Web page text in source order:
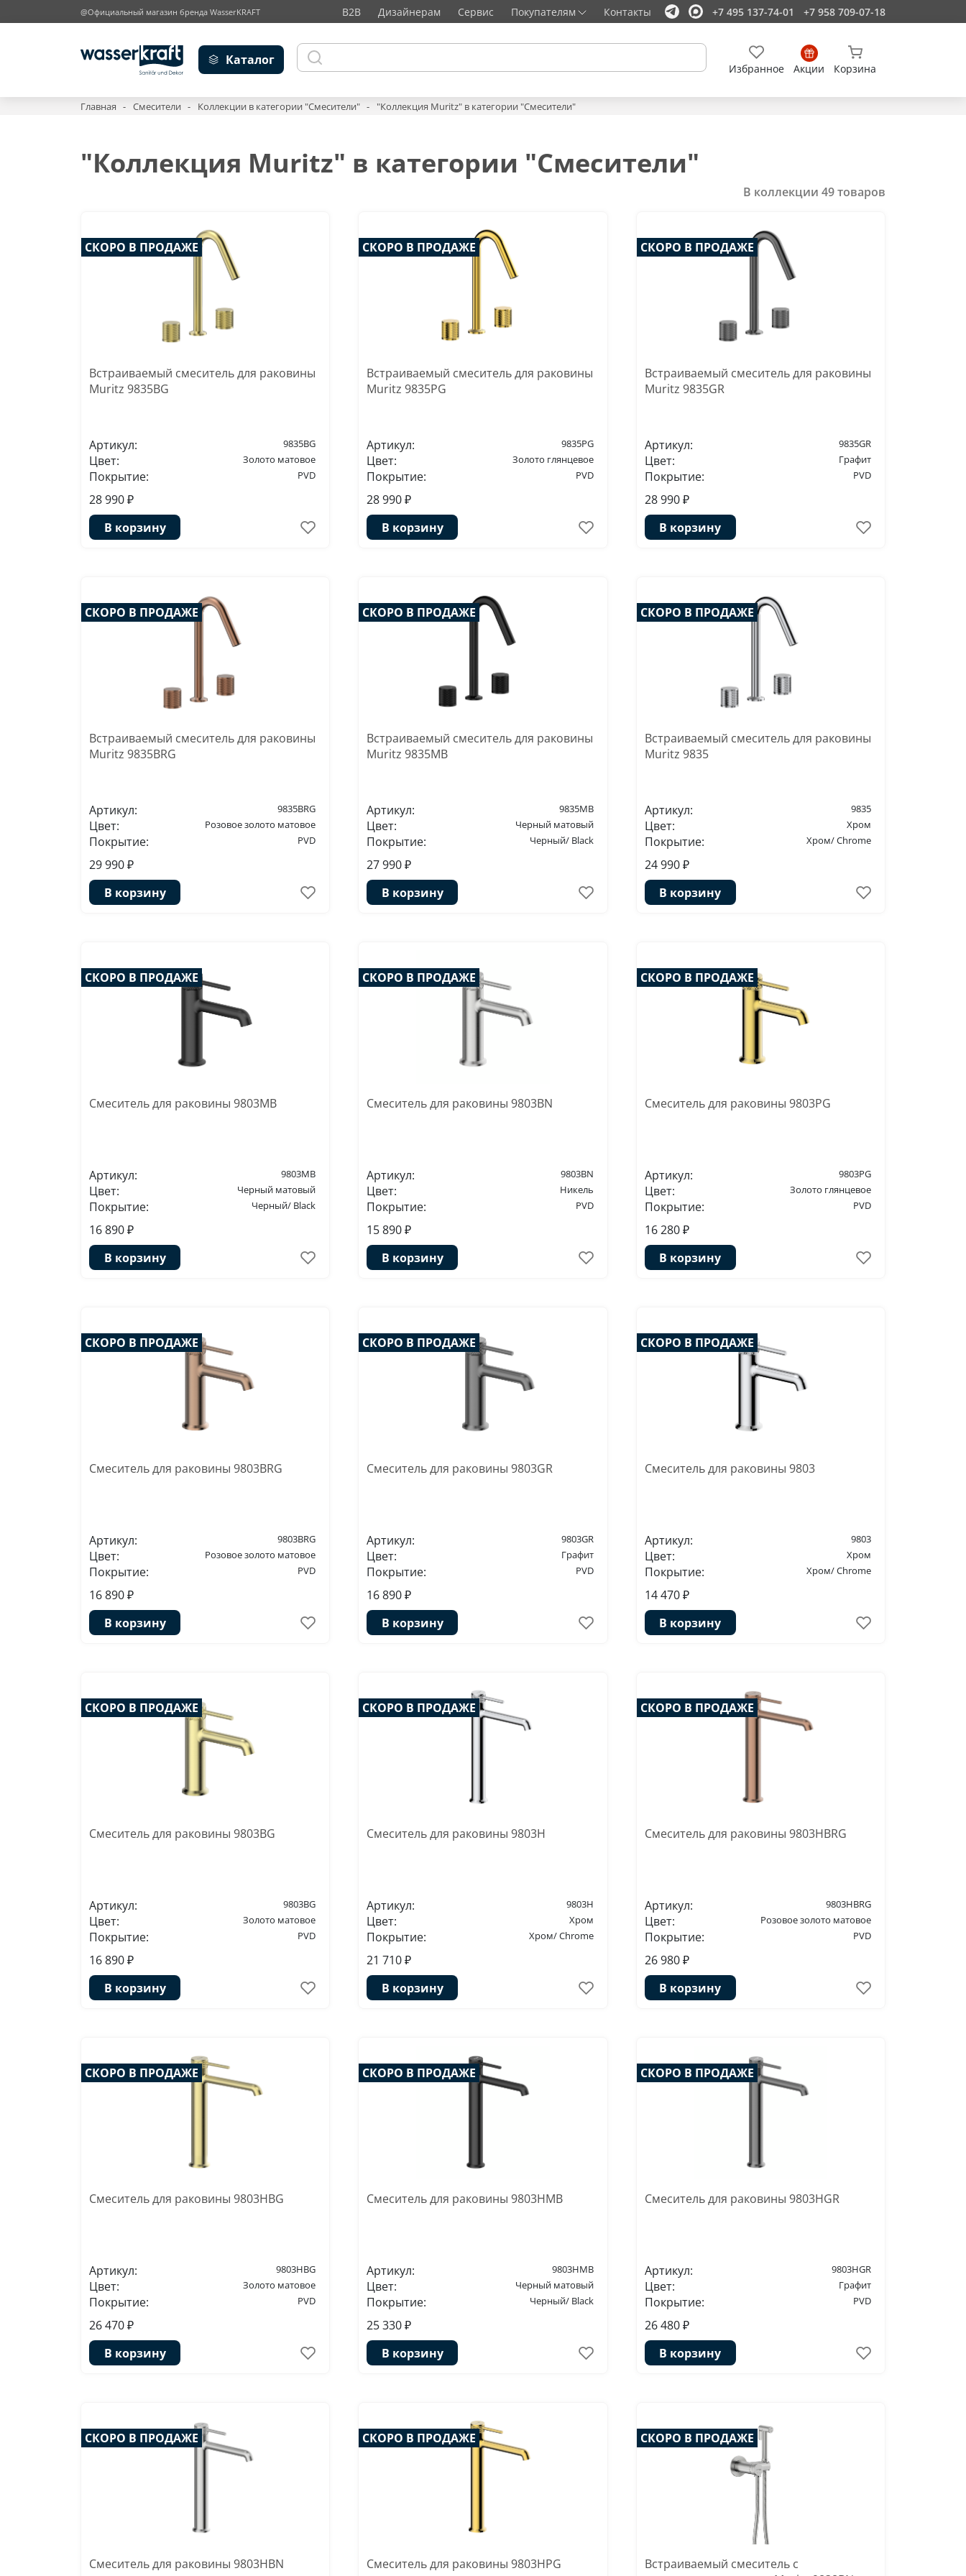
@Официальный магазин бренда WasserKRAFT B2B Дизайнерам Сервис Покупателям Контакты +7 495 137-74-01 +7 958 709-07-18
Каталог
Избранное Акции Корзина
Главная Смесители Коллекции в категории "Смесители" "Коллекция Muritz" в категории "Смесители"
"Коллекция Muritz" в категории "Смесители"
В коллекции 49товаров
СКОРО В ПРОДАЖЕ
Встраиваемый смеситель для раковины
Muritz 9835BG
Артикул: 9835BG
Цвет: Золото матовое
Покрытие: PVD
28 990 ₽
В корзину
СКОРО В ПРОДАЖЕ
Встраиваемый смеситель для раковины
Muritz 9835PG
Артикул: 9835PG
Цвет: Золото глянцевое
Покрытие: PVD
28 990 ₽
В корзину
СКОРО В ПРОДАЖЕ
Встраиваемый смеситель для раковины
Muritz 9835GR
Артикул: 9835GR
Цвет: Графит
Покрытие: PVD
28 990 ₽
В корзину
СКОРО В ПРОДАЖЕ
Встраиваемый смеситель для раковины
Muritz 9835BRG
Артикул: 9835BRG
Цвет: Розовое золото матовое
Покрытие: PVD
29 990 ₽
В корзину
СКОРО В ПРОДАЖЕ
Встраиваемый смеситель для раковины
Muritz 9835MB
Артикул: 9835MB
Цвет: Черный матовый
Покрытие: Черный/ Black
27 990 ₽
В корзину
СКОРО В ПРОДАЖЕ
Встраиваемый смеситель для раковины
Muritz 9835
Артикул: 9835
Цвет: Хром
Покрытие: Хром/ Chrome
24 990 ₽
В корзину
СКОРО В ПРОДАЖЕ
Смеситель для раковины 9803MB
Артикул: 9803MB
Цвет: Черный матовый
Покрытие: Черный/ Black
16 890 ₽
В корзину
СКОРО В ПРОДАЖЕ
Смеситель для раковины 9803BN
Артикул: 9803BN
Цвет: Никель
Покрытие: PVD
15 890 ₽
В корзину
СКОРО В ПРОДАЖЕ
Смеситель для раковины 9803PG
Артикул: 9803PG
Цвет: Золото глянцевое
Покрытие: PVD
16 280 ₽
В корзину
СКОРО В ПРОДАЖЕ
Смеситель для раковины 9803BRG
Артикул: 9803BRG
Цвет: Розовое золото матовое
Покрытие: PVD
16 890 ₽
В корзину
СКОРО В ПРОДАЖЕ
Смеситель для раковины 9803GR
Артикул: 9803GR
Цвет: Графит
Покрытие: PVD
16 890 ₽
В корзину
СКОРО В ПРОДАЖЕ
Смеситель для раковины 9803
Артикул: 9803
Цвет: Хром
Покрытие: Хром/ Chrome
14 470 ₽
В корзину
СКОРО В ПРОДАЖЕ
Смеситель для раковины 9803BG
Артикул: 9803BG
Цвет: Золото матовое
Покрытие: PVD
16 890 ₽
В корзину
СКОРО В ПРОДАЖЕ
Смеситель для раковины 9803H
Артикул: 9803H
Цвет: Хром
Покрытие: Хром/ Chrome
21 710 ₽
В корзину
СКОРО В ПРОДАЖЕ
Смеситель для раковины 9803HBRG
Артикул: 9803HBRG
Цвет: Розовое золото матовое
Покрытие: PVD
26 980 ₽
В корзину
СКОРО В ПРОДАЖЕ
Смеситель для раковины 9803HBG
Артикул: 9803HBG
Цвет: Золото матовое
Покрытие: PVD
26 470 ₽
В корзину
СКОРО В ПРОДАЖЕ
Смеситель для раковины 9803HMB
Артикул: 9803HMB
Цвет: Черный матовый
Покрытие: Черный/ Black
25 330 ₽
В корзину
СКОРО В ПРОДАЖЕ
Смеситель для раковины 9803HGR
Артикул: 9803HGR
Цвет: Графит
Покрытие: PVD
26 480 ₽
В корзину
СКОРО В ПРОДАЖЕ
Смеситель для раковины 9803HBN
СКОРО В ПРОДАЖЕ
Смеситель для раковины 9803HPG
СКОРО В ПРОДАЖЕ
Встраиваемый смеситель с